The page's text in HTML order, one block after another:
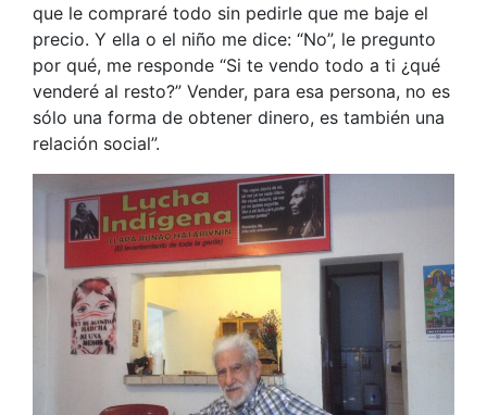
que le compraré todo sin pedirle que me baje el
precio. Y ella o el niño me dice: “No”, le pregunto
por qué, me responde “Si te vendo todo a ti ¿qué
venderé al resto?” Vender, para esa persona, no es
sólo una forma de obtener dinero, es también una
relación social”.